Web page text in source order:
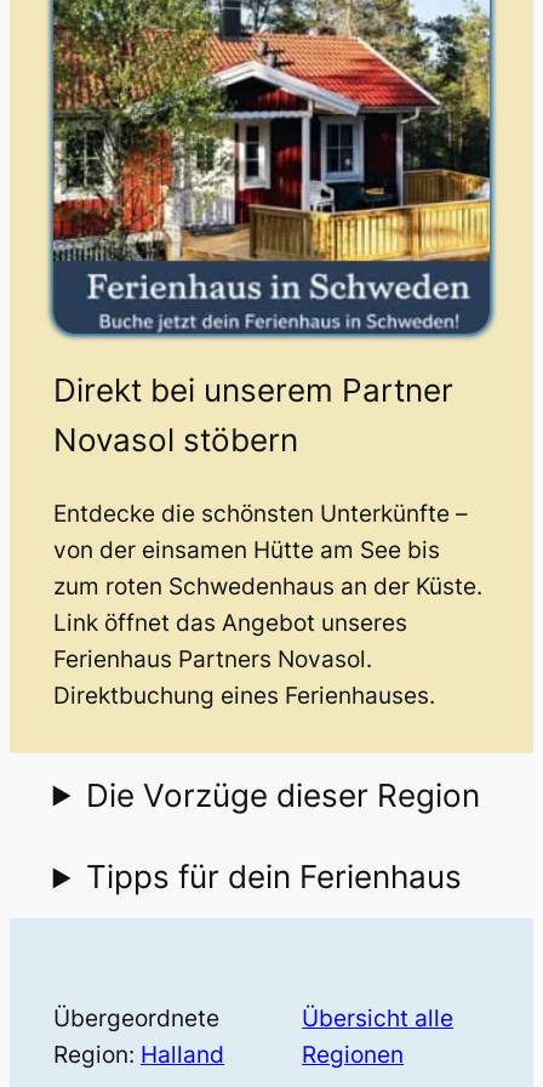
Direkt bei unserem Partner
Novasol stöbern
Entdecke die schönsten Unterkünfte –
von der einsamen Hütte am See bis
zum roten Schwedenhaus an der Küste.
Link öffnet das Angebot unseres
Ferienhaus Partners Novasol.
Direktbuchung eines Ferienhauses.
Die Vorzüge dieser Region
Tipps für dein Ferienhaus
Übergeordnete
Region: Halland
Übersicht alle
Regionen